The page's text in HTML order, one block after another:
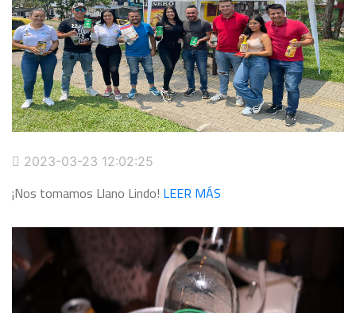
2023-03-23 12:02:25
¡Nos tomamos Llano Lindo! LEER MÁS